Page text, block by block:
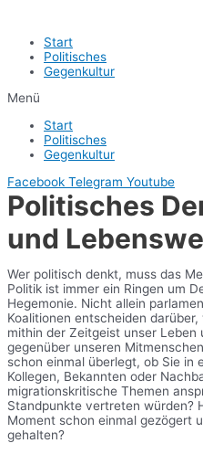
Start
Politisches
Gegenkultur
Menü
Start
Politisches
Gegenkultur
Facebook Telegram Youtube
Politisches
und
Wer politisch denkt, muss das
Politik ist immer ein Ringen um
Hegemonie. Nicht allein
Koalitionen entscheiden
mithin der Zeitgeist unser Leben
gegenüber unseren
schon einmal überlegt, ob Sie in
Kollegen, Bekannten oder
migrationskritische Themen
Standpunkte vertreten würden?
Moment schon einmal gezögert
gehalten?